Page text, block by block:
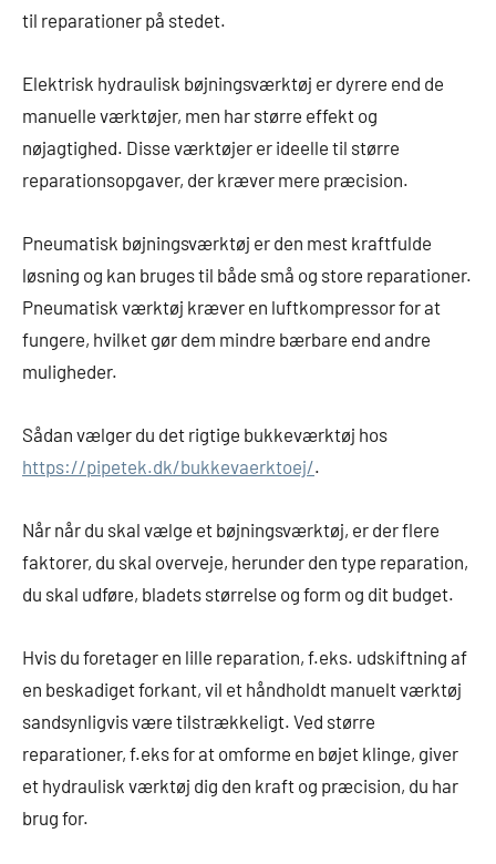
til reparationer på stedet.
Elektrisk hydraulisk bøjningsværktøj er dyrere end de
manuelle værktøjer, men har større effekt og
nøjagtighed. Disse værktøjer er ideelle til større
reparationsopgaver, der kræver mere præcision.
Pneumatisk bøjningsværktøj er den mest kraftfulde
løsning og kan bruges til både små og store reparationer.
Pneumatisk værktøj kræver en luftkompressor for at
fungere, hvilket gør dem mindre bærbare end andre
muligheder.
Sådan vælger du det rigtige bukkeværktøj hos
https://pipetek.dk/bukkevaerktoej/.
Når når du skal vælge et bøjningsværktøj, er der flere
faktorer, du skal overveje, herunder den type reparation,
du skal udføre, bladets størrelse og form og dit budget.
Hvis du foretager en lille reparation, f.eks. udskiftning af
en beskadiget forkant, vil et håndholdt manuelt værktøj
sandsynligvis være tilstrækkeligt. Ved større
reparationer, f.eks for at omforme en bøjet klinge, giver
et hydraulisk værktøj dig den kraft og præcision, du har
brug for.